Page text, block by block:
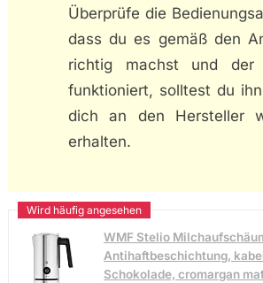
Überprüfe die
dass du es gemäß den
richtig machst und der
funktioniert, solltest du
dich an den Hersteller
erhalten.
WMF Stelio
Antihaftbeschichtung,
Schokolade, cromargan